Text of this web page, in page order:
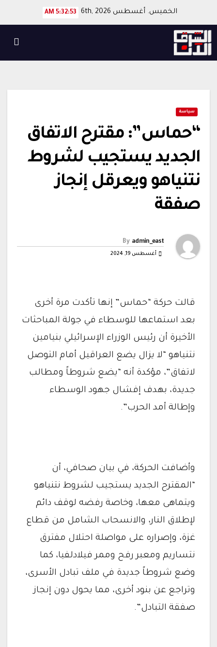
content
الخميس. أغسطس 6th, 2026 5:32:53 AM
سياسة
“حماس”: مقترح الاتفاق
الجديد يستجيب لشروط
نتنياهو ويعرقل إنجاز
صفقة
By admin_east
أغسطس 19, 2024
قالت حركة “حماس” إنها تأكدت مرة أخرى
بعد استماعها للوسطاء في جولة المباحثات
الأخيرة أن رئيس الوزراء الإسرائيلي بنيامين
نتنياهو “لا يزال يضع العراقيل أمام التوصل
لاتفاق”، مؤكدة أنه “يضع شروطاً ومطالب
جديدة، بهدف إفشال جهود الوسطاء
وإطالة أمد الحرب”.
وأضافت الحركة، في بيان صحافي، أن
“المقترح الجديد يستجيب لشروط نتنياهو
ويتماهى معها، وخاصة رفضه لوقف دائم
لإطلاق النار، والانسحاب الشامل من قطاع
غزة، وإصراره على مواصلة احتلال مفترق
نتساريم ومعبر رفح وممر فيلادلفيا، كما
وضع شروطاً جديدة في ملف تبادل الأسرى،
وتراجع عن بنود أخرى، مما يحول دون إنجاز
صفقة التبادل”.